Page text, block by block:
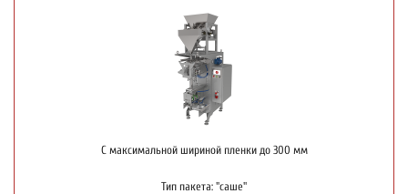
С максимальной шириной пленки до 300 мм
Тип пакета: "саше"